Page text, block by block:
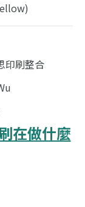
印刷整合
在做什麼